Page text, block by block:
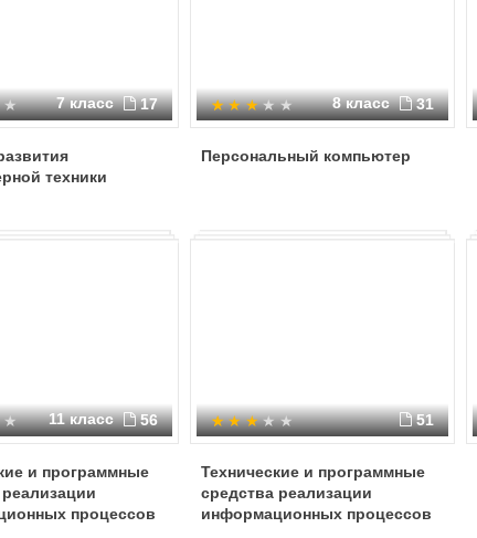
7 класс 17
техники
8 класс 31
Персональный компьютер
11 класс 56
и программные
процессов
51
Технические и программные
средства реализации
информационных процессов